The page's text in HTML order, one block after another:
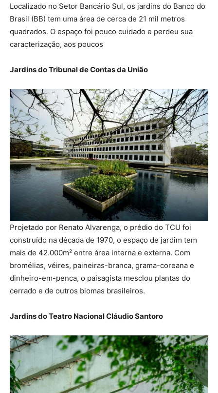
Localizado no Setor Bancário Sul, os jardins do Banco do
Brasil (BB) tem uma área de cerca de 21 mil metros
quadrados. O espaço foi pouco cuidado e perdeu sua
caracterização, aos poucos
Jardins do Tribunal de Contas da União
Projetado por Renato Alvarenga, o prédio do TCU foi
construído na década de 1970, o espaço de jardim tem
mais de 42.000m² entre área interna e externa. Com
bromélias, véires, paineiras-branca, grama-coreana e
dinheiro-em-penca, o paisagista mesclou plantas do
cerrado e de outros biomas brasileiros.
Jardins do Teatro Nacional Cláudio Santoro